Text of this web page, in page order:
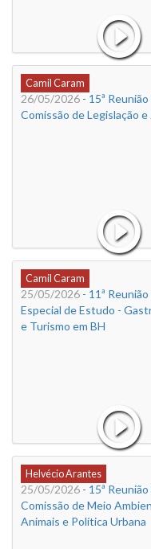
Camil Caram
26/05/2026 - 15ª
Comissão de Legislação e
Camil Caram
25/05/2026 - 11ª
Especial de Estudo -
e Turismo em BH
Helvécio Arantes
25/05/2026 - 15ª
Comissão de Meio
Animais e Política Urbana